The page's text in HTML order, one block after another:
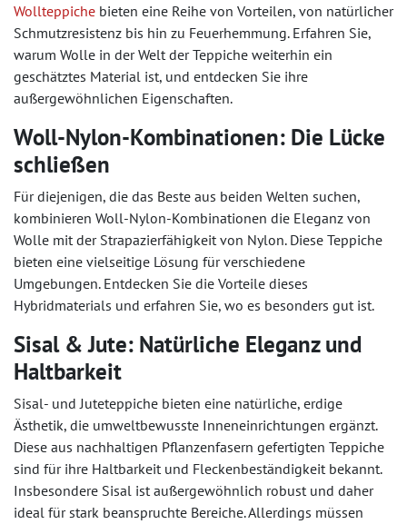
Wollteppiche bieten eine Reihe von Vorteilen, von natürlicher
Schmutzresistenz bis hin zu Feuerhemmung. Erfahren Sie,
warum Wolle in der Welt der Teppiche weiterhin ein
geschätztes Material ist, und entdecken Sie ihre
außergewöhnlichen Eigenschaften.
Woll-Nylon-Kombinationen: Die Lücke
schließen
Für diejenigen, die das Beste aus beiden Welten suchen,
kombinieren Woll-Nylon-Kombinationen die Eleganz von
Wolle mit der Strapazierfähigkeit von Nylon. Diese Teppiche
bieten eine vielseitige Lösung für verschiedene
Umgebungen. Entdecken Sie die Vorteile dieses
Hybridmaterials und erfahren Sie, wo es besonders gut ist.
Sisal & Jute: Natürliche Eleganz und
Haltbarkeit
Sisal- und Juteteppiche bieten eine natürliche, erdige
Ästhetik, die umweltbewusste Inneneinrichtungen ergänzt.
Diese aus nachhaltigen Pflanzenfasern gefertigten Teppiche
sind für ihre Haltbarkeit und Fleckenbeständigkeit bekannt.
Insbesondere Sisal ist außergewöhnlich robust und daher
ideal für stark beanspruchte Bereiche. Allerdings müssen